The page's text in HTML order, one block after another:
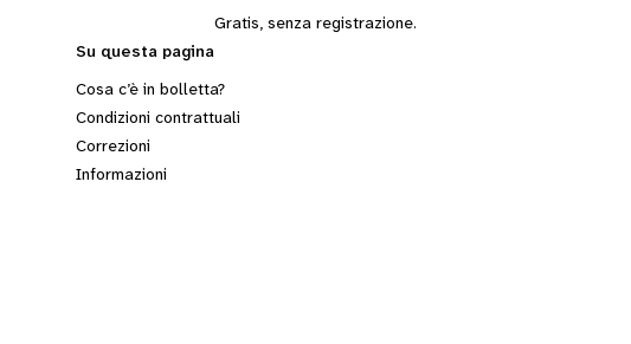
Gratis, senza registrazione.
Su questa pagina
Cosa c’è in bolletta?
Condizioni contrattuali
Correzioni
Informazioni